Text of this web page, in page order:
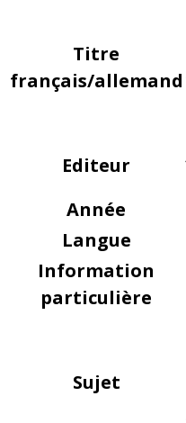
Titre
français/allemand
Editeur
Année
Langue
Information
particulière
Sujet